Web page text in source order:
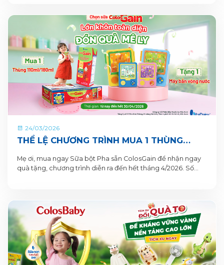
24/03/2026
THỂ LỆ CHƯƠNG TRÌNH MUA 1 THÙNG
TẶNG 1 QUÀ TỪ COLOSGAIN
Mẹ ơi, mua ngay Sữa bột Pha sẵn ColosGain để nhận ngay
quà tặng, chương trình diễn ra đến hết tháng 4/2026. Số